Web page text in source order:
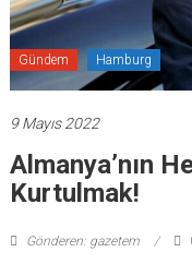
Gündem Hamburg
9 Mayıs 2022
Almanya’nın
Kurtulmak!
Gönderen: gazetem